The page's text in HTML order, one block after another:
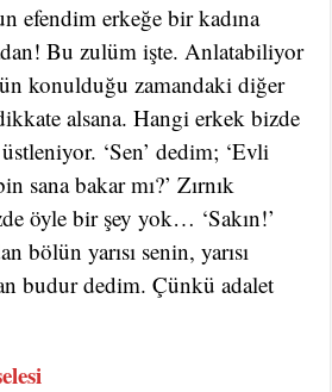
efendim erkeğe bir kadına
Bu zulüm işte. Anlatabiliyor
konulduğu zamandaki diğer
alsana. Hangi erkek bizde
‘Sen’ dedim; ‘Evli
sana bakar mı?’ Zırnık
öyle bir şey yok… ‘Sakın!’
bölün yarısı senin, yarısı
budur dedim. Çünkü adalet